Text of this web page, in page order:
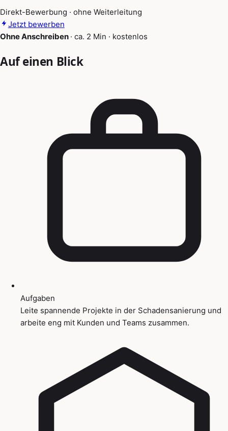
Direkt-Bewerbung · ohne Weiterleitung
Jetzt bewerben
Ohne Anschreiben · ca. 2 Min · kostenlos
Auf einen Blick
Aufgaben
Leite spannende Projekte in der Schadensanierung und
arbeite eng mit Kunden und Teams zusammen.